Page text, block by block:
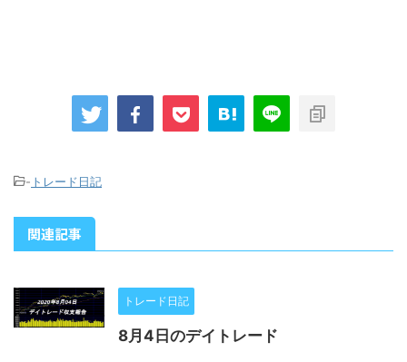
- トレード日記
関連記事
トレード日記
8月4日のデイトレード